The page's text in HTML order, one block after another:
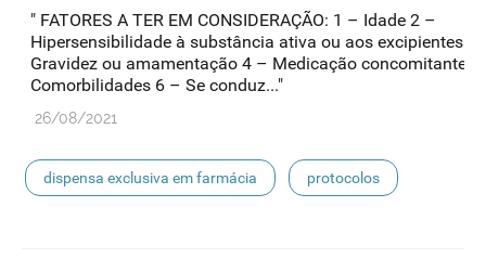
" FATORES A TER EM CONSIDERAÇÃO: 1 – Idade 2 –
Hipersensibilidade à substância ativa ou aos excipientes 3
Gravidez ou amamentação 4 – Medicação concomitante 5
Comorbilidades 6 – Se conduz..."
26/08/2021
dispensa exclusiva em farmácia protocolos